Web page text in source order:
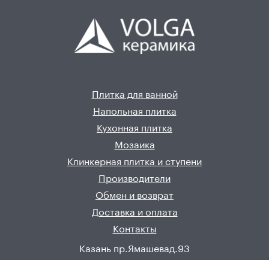
Плитка для ванной
Напольная плитка
Кухонная плитка
Мозаика
Клинкерная плитка и ступени
Производители
Обмен и возврат
Доставка и оплата
Контакты
Казань пр.Ямашевад.93